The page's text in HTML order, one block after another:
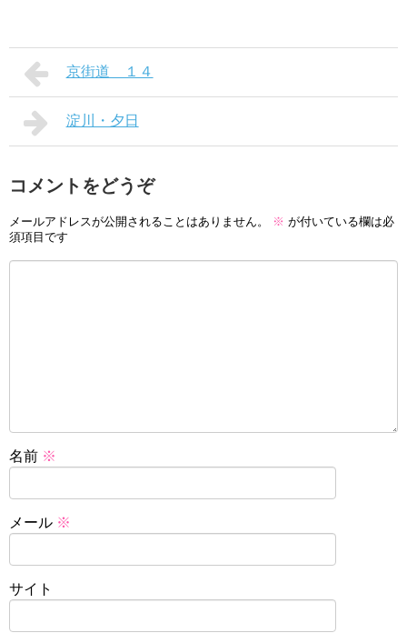
京街道＿１４
淀川・夕日
コメントをどうぞ
メールアドレスが公開されることはありません。 ※ が付いている欄は必
須項目です
名前 ※
メール ※
サイト